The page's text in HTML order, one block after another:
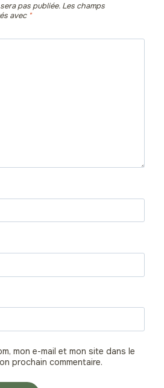
pas publiée. Les champs
avec *
mon e-mail et mon site dans le
prochain commentaire.